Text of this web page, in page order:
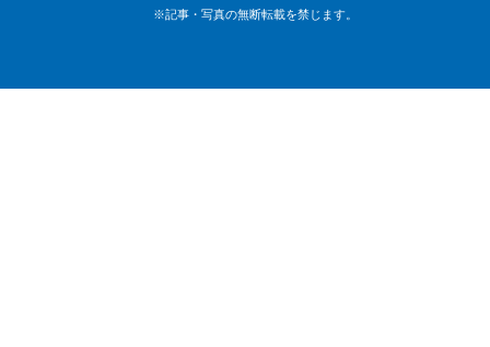
※記事・写真の無断転載を禁じます。